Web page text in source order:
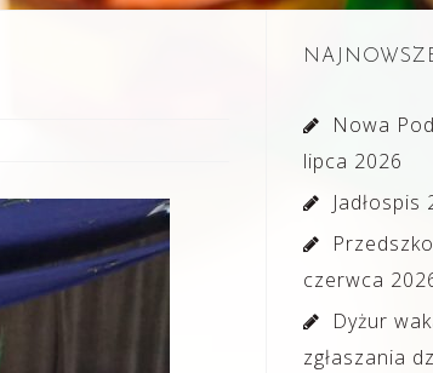
Nowa
lipca 2026
Jadłospis
czerwca
Dyżur
zgłaszania